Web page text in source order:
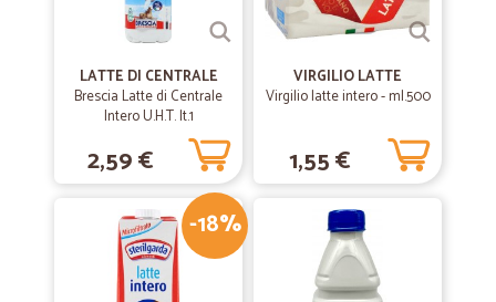
LATTE DI CENTRALE
Brescia Latte di Centrale
Intero U.H.T. lt.1
2,59 €
VIRGILIO LATTE
Virgilio latte intero - ml.500
1,55 €
-18%